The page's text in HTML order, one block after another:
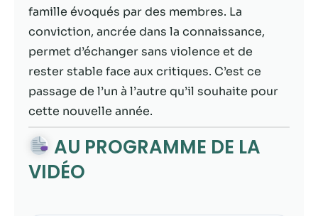
famille évoqués par des membres. La
conviction, ancrée dans la connaissance,
permet d’échanger sans violence et de
rester stable face aux critiques. C’est ce
passage de l’un à l’autre qu’il souhaite pour
cette nouvelle année.
AU PROGRAMME DE LA
VIDÉO
disparaîtront
Marketing
En partageant
votre intérêt et
comportement
lorsque vous